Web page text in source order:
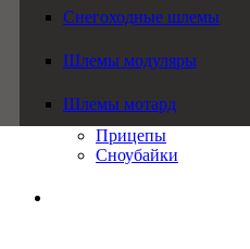
Снегоходные шлемы
Шлемы модуляры
Шлемы мотард
Прицепы
Сноубайки